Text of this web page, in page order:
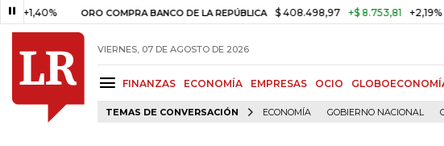
ORO COMPRA BANCO DE LA REPÚBLICA $ 408.498,97 +$ 8.753,81 +2,19%
VIERNES, 07 DE AGOSTO DE 2026
FINANZAS ECONOMÍA EMPRESAS OCIO
TEMAS DE CONVERSACIÓN ECONOMÍA GOBIERNO NACIONAL